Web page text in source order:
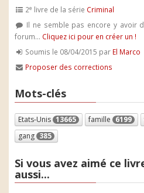
2e livre de la série Criminal
Il ne semble pas encore y avoir
forum... Cliquez ici pour en créer un !
Soumis le 08/04/2015 par El Marco
Proposer des corrections
Mots-clés
Etats-Unis 13665 famille 6199
gang 385
Si vous avez aimé ce
aussi...